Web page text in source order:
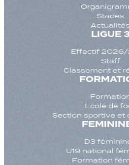
Stades
LIGUE
Effectif
Staff
Classement et
Ecole de
Section sportive et
D3
U19 national
Formation